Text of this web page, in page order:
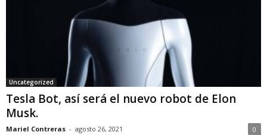
Uncategorized
Tesla Bot, así será el nuevo robot de Elon
Musk.
Mariel Contreras - agosto 26, 2021 0